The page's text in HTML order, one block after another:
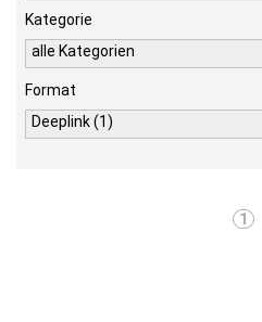
Kategorie
alle Kategorien
Format
Deeplink (1)
1